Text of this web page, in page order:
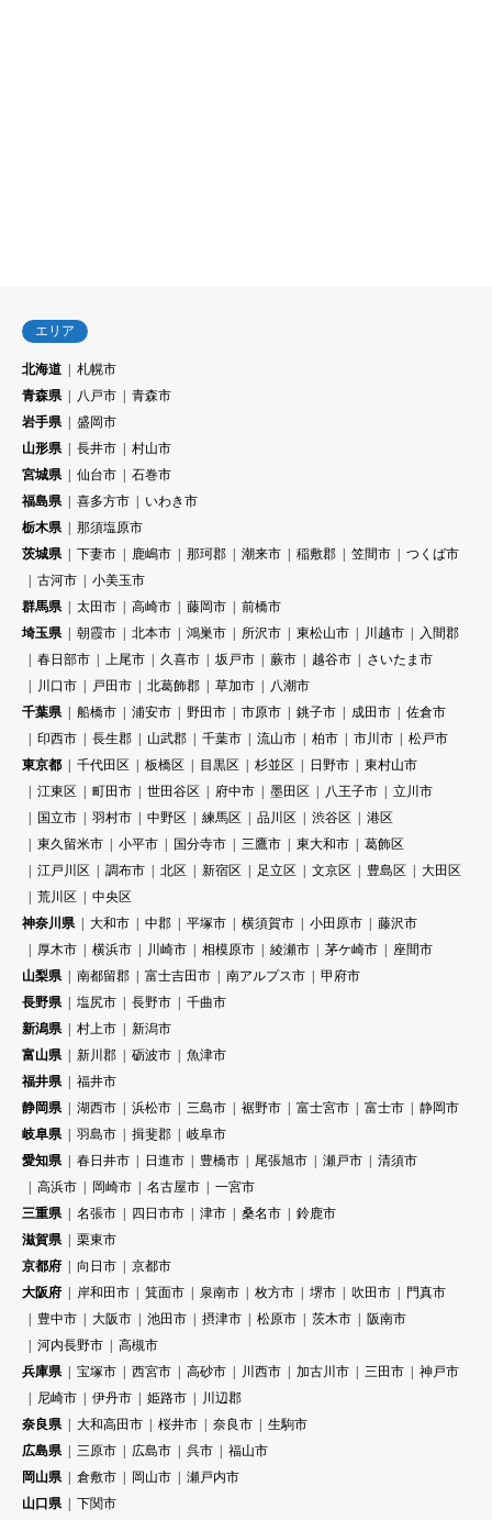
エリア
北海道
札幌市
青森県
八戸市
青森市
岩手県
盛岡市
山形県
長井市
村山市
宮城県
仙台市
石巻市
福島県
喜多方市
いわき市
栃木県
那須塩原市
茨城県
下妻市 鹿嶋市 那珂郡 潮来市 稲敷郡 笠間市
つくば市
古河市
小美玉市
群馬県
太田市 高崎市 藤岡市
前橋市
埼玉県
朝霞市 北本市 鴻巣市 所沢市 東松山市 川越市
入間郡
春日部市
上尾市 久喜市 坂戸市 蕨市 越谷市
さいたま市
川口市
戸田市 北葛飾郡 草加市
八潮市
千葉県
船橋市 浦安市 野田市 市原市 銚子市 成田市
佐倉市
印西市
長生郡 山武郡 千葉市 流山市 柏市 市川市
松戸市
東京都
千代田区 板橋区 目黒区 杉並区 日野市
東村山市
江東区
町田市 世田谷区 府中市 墨田区 八王子市
立川市
国立市
羽村市 中野区 練馬区 品川区 渋谷区
港区
東久留米市
小平市 国分寺市 三鷹市 東大和市
葛飾区
江戸川区
調布市 北区 新宿区 足立区 文京区 豊島区
大田区
荒川区
中央区
神奈川県
大和市 中郡 平塚市 横須賀市 小田原市
藤沢市
厚木市
横浜市 川崎市 相模原市 綾瀬市 茅ケ崎市
座間市
山梨県
南都留郡 富士吉田市 南アルプス市
甲府市
長野県
塩尻市 長野市
千曲市
新潟県
村上市
新潟市
富山県
新川郡 砺波市
魚津市
福井県
福井市
静岡県
湖西市 浜松市 三島市 裾野市 富士宮市 富士市
静岡市
岐阜県
羽島市 揖斐郡
岐阜市
愛知県
春日井市 日進市 豊橋市 尾張旭市 瀬戸市
清須市
高浜市
岡崎市 名古屋市
一宮市
三重県
名張市 四日市市 津市 桑名市
鈴鹿市
滋賀県
栗東市
京都府
向日市
京都市
大阪府
岸和田市 箕面市 泉南市 枚方市 堺市 吹田市
門真市
豊中市
大阪市 池田市 摂津市 松原市 茨木市
阪南市
河内長野市
高槻市
兵庫県
宝塚市 西宮市 高砂市 川西市 加古川市 三田市
神戸市
尼崎市
伊丹市 姫路市
川辺郡
奈良県
大和高田市 桜井市 奈良市
生駒市
広島県
三原市 広島市 呉市
福山市
岡山県
倉敷市 岡山市
瀬戸内市
山口県
下関市